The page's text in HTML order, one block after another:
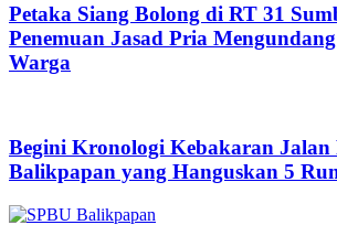
Petaka Siang Bolong di RT 31
Penemuan Jasad Pria
Warga
Begini Kronologi Kebakaran Jalan
Balikpapan yang Hanguskan 5